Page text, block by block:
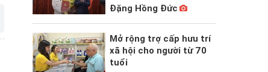
Đặng Hồng Đức
Mở rộng trợ cấp hưu trí
xã hội cho người từ 70
tuổi